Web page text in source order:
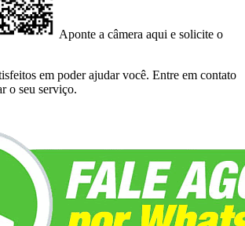
Aponte a câmera aqui e solicite o
em poder ajudar você. Entre em contato
o seu serviço.